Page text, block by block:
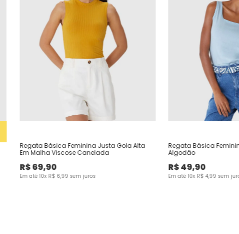
Regata Básica Feminina Justa Gola Alta
Em Malha Viscose Canelada
R$69,90
Em até10x R$ 6,99 sem juros
Regata Básica
Algodão
R$49,90
Em até10x R$ 4,99 sem